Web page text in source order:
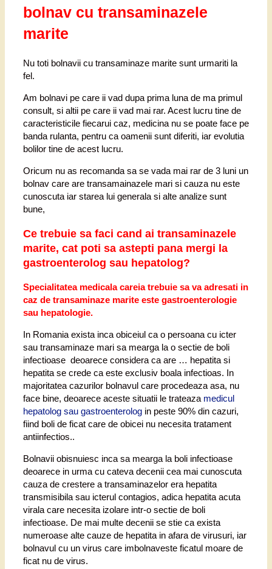
bolnav cu transaminazele
marite
Nu toti bolnavii cu transaminaze marite sunt urmariti la
fel.
Am bolnavi pe care ii vad dupa prima luna de ma primul
consult, si altii pe care ii vad mai rar. Acest lucru tine de
caracteristicile fiecarui caz, medicina nu se poate face pe
banda rulanta, pentru ca oamenii sunt diferiti, iar evolutia
bolilor tine de acest lucru.
Oricum nu as recomanda sa se vada mai rar de 3 luni un
bolnav care are transamainazele mari si cauza nu este
cunoscuta iar starea lui generala si alte analize sunt
bune,
Ce trebuie sa faci cand ai transaminazele
marite, cat poti sa astepti pana mergi la
gastroenterolog sau hepatolog?
Specialitatea medicala careia trebuie sa va adresati in
caz de transaminaze marite este gastroenterologie
sau hepatologie.
In Romania exista inca obiceiul ca o persoana cu icter
sau transaminaze mari sa mearga la o sectie de boli
infectioase deoarece considera ca are … hepatita si
hepatita se crede ca este exclusiv boala infectioas. In
majoritatea cazurilor bolnavul care procedeaza asa, nu
face bine, deoarece aceste situatii le trateaza medicul
hepatolog sau gastroenterolog in peste 90% din cazuri,
fiind boli de ficat care de obicei nu necesita tratament
antiinfectios..
Bolnavii obisnuiesc inca sa mearga la boli infectioase
deoarece in urma cu cateva decenii cea mai cunoscuta
cauza de crestere a transaminazelor era hepatita
transmisibila sau icterul contagios, adica hepatita acuta
virala care necesita izolare intr-o sectie de boli
infectioase. De mai multe decenii se stie ca exista
numeroase alte cauze de hepatita in afara de virusuri, iar
bolnavul cu un virus care imbolnaveste ficatul moare de
ficat nu de virus.